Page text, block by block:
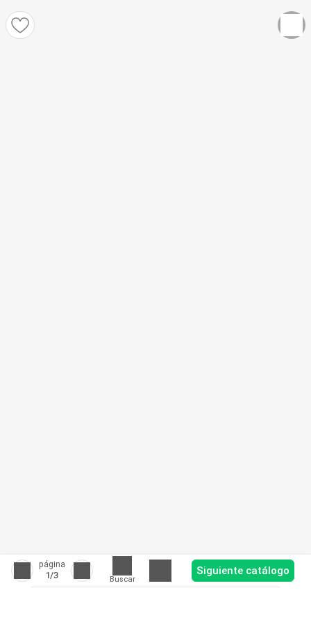
página
1/3 Buscar
Siguiente catálogo